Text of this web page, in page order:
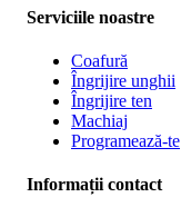
Serviciile noastre
Coafură
Îngrijire unghii
Îngrijire ten
Machiaj
Programează-te
Informații contact